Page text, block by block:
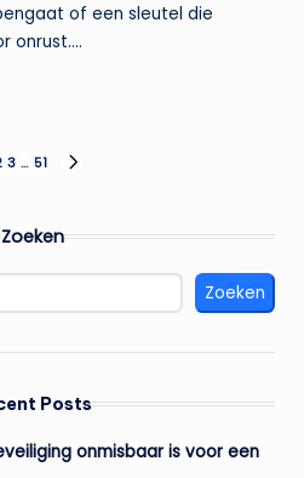
of een sleutel die
onrust.…
3 … 51
Zoeken
Zoeken
Posts
onmisbaar is voor een